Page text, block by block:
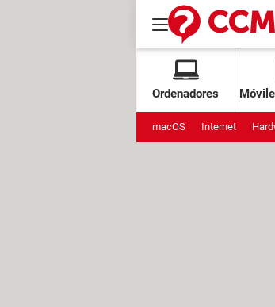
Ordenadores
macOS Internet